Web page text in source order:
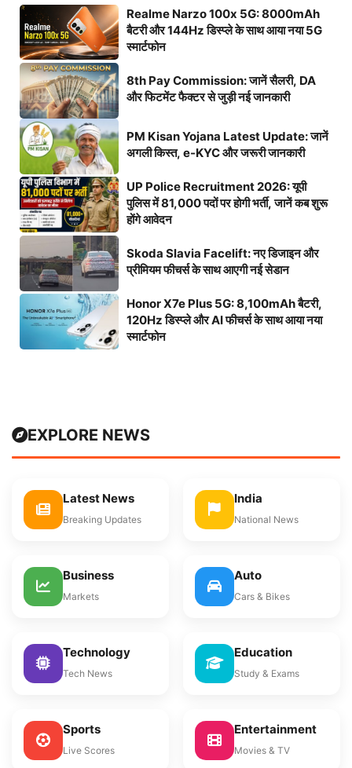
Realme Narzo 100x 5G: 8000mAh
बैटरी और 144Hz डिस्प्ले के साथ आया नया 5G
स्मार्टफोन
8th Pay Commission: जानें सैलरी, DA
और फिटमेंट फैक्टर से जुड़ी नई जानकारी
PM Kisan Yojana Latest Update: जानें
अगली किस्त, e-KYC और जरूरी जानकारी
UP Police Recruitment 2026: यूपी
पुलिस में 81,000 पदों पर होगी भर्ती, जानें कब शुरू
होंगे आवेदन
Skoda Slavia Facelift: नए डिजाइन और
प्रीमियम फीचर्स के साथ आएगी नई सेडान
Honor X7e Plus 5G: 8,100mAh बैटरी,
120Hz डिस्प्ले और AI फीचर्स के साथ आया नया
स्मार्टफोन
EXPLORE NEWS
Latest News
Breaking Updates
India
National News
Business
Markets
Auto
Cars & Bikes
Technology
Tech News
Education
Study & Exams
Sports
Live Scores
Entertainment
Movies & TV